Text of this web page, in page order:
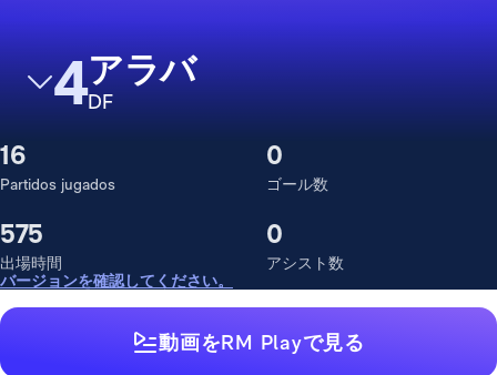
4アラバ
DF
16
Partidos jugados
0
ゴール数
575
出場時間
0
アシスト数
バージョンを確認してください。
動画をRM Playで見る